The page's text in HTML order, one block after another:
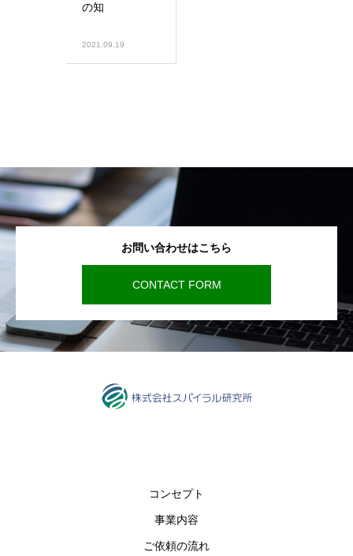
の知
2021.09.19
お問い合わせはこちら
CONTACT FORM
コンセプト
事業内容
ご依頼の流れ